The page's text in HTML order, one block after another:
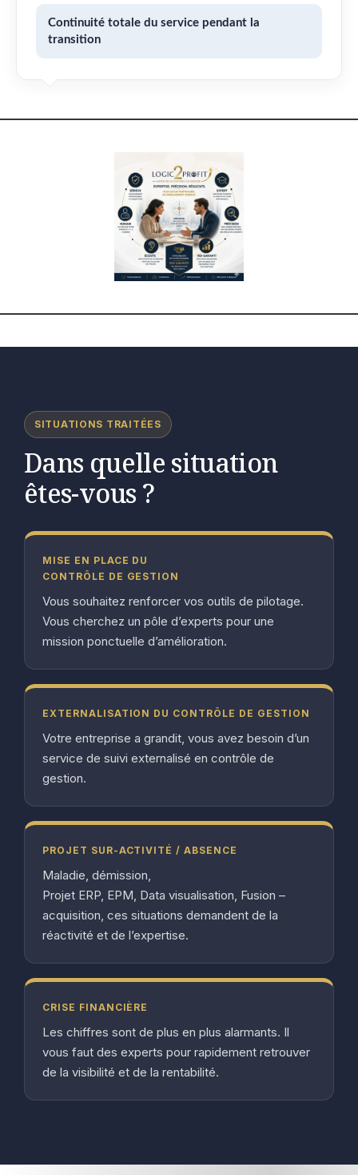
Continuité totale du service pendant la
transition
SITUATIONS TRAITÉES
Dans quelle situation
êtes-vous ?
MISE EN PLACE DU
CONTRÔLE DE GESTION
Vous souhaitez renforcer vos outils de pilotage.
Vous cherchez un pôle d’experts pour une
mission ponctuelle d’amélioration.
EXTERNALISATION DU CONTRÔLE DE GESTION
Votre entreprise a grandit, vous avez besoin d’un
service de suivi externalisé en contrôle de
gestion.
PROJET SUR-ACTIVITÉ / ABSENCE
Maladie, démission,
Projet ERP, EPM, Data visualisation, Fusion –
acquisition, ces situations demandent de la
réactivité et de l’expertise.
CRISE FINANCIÈRE
Les chiffres sont de plus en plus alarmants. Il
vous faut des experts pour rapidement retrouver
de la visibilité et de la rentabilité.